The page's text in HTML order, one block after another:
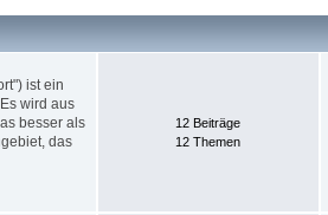
ist ein
wird aus
besser als
das
12 Beiträge
12 Themen